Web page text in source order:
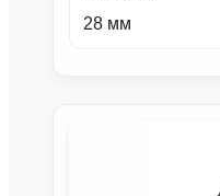
28 мм